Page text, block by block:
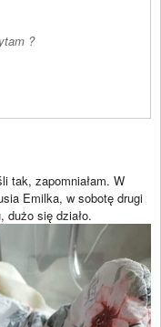
?
tak, zapomniałam. W
Emilka, w sobotę drugi
dużo się działo.